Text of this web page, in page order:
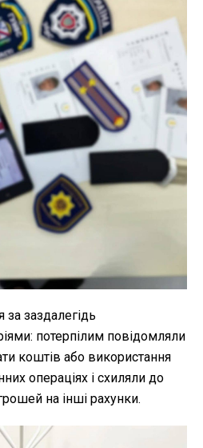
заздалегідь
потерпілим повідомляли
коштів або використання
операціях і схиляли до
на інші рахунки.